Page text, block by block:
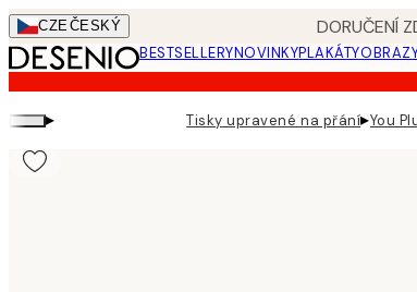
Skip
to
main
content.
CZEČESKÝ DORUČENÍ
BESTSELLERYNOVINKYPLAKÁTY
▸ Tisky upravené na přání▸You